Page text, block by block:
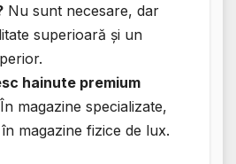
Nu sunt necesare, dar
superioară și un
hainute premium
În magazine specializate,
magazine fizice de lux.